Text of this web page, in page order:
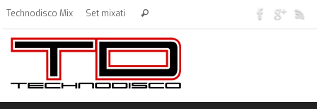
Technodisco Mix Set mixati